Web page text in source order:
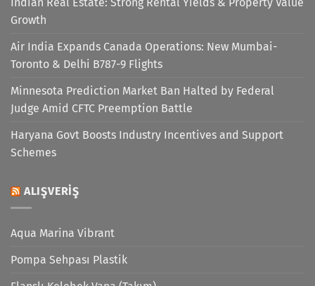
Growth
Air India Expands Canada Operations: New Mumbai-
Toronto & Delhi B787-9 Flights
Minnesota Prediction Market Ban Halted by Federal
Judge Amid CFTC Preemption Battle
Haryana Govt Boosts Industry Incentives and Support
Schemes
ALIŞVERIŞ
Aqua Marina Vibrant
Pompa Sehpası Plastik